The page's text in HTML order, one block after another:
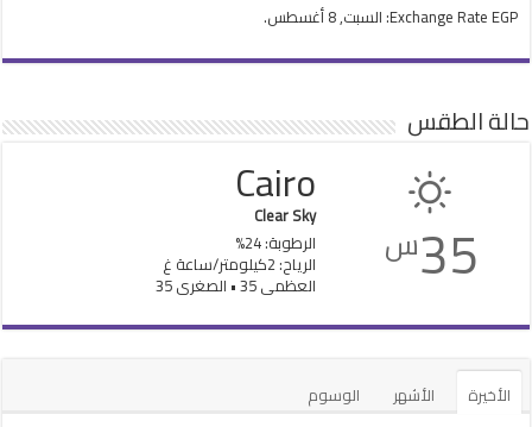
Exchange Rate EGP : السبت, 8 أغسطس.
حالة الطقس
35س
Cairo
Clear Sky
الرطوبة: 24%
الرياح: 2كيلومتر/ساعة غ
العظمى 35 • الصغرى 35
الأخيرة الأشهر
الوسوم